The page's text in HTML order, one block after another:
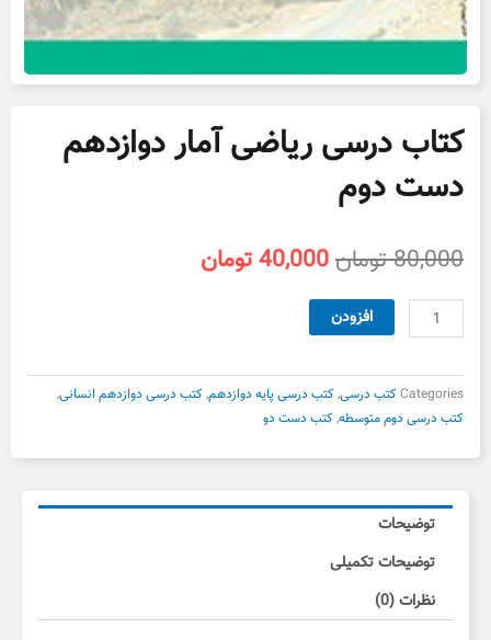
کتاب درسی ریاضی آمار دوازدهم
دست دوم
80,000تومانقیمت
بود.
40,000تومان
کتاب
درسی
آمار
دوازدهم
دست
دوم
افزودن
Categoriesکتب درسی,کتب درسی پایه دوازدهم,کتب درسی دوازدهم انسانی,
کتب درسی دوم متوسطه,کتب دست دو
توضیحات
توضیحات تکمیلی
نظرات (0)